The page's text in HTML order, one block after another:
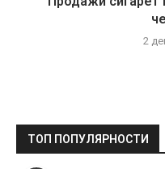
2
ТОП ПОПУЛЯРНОСТИ